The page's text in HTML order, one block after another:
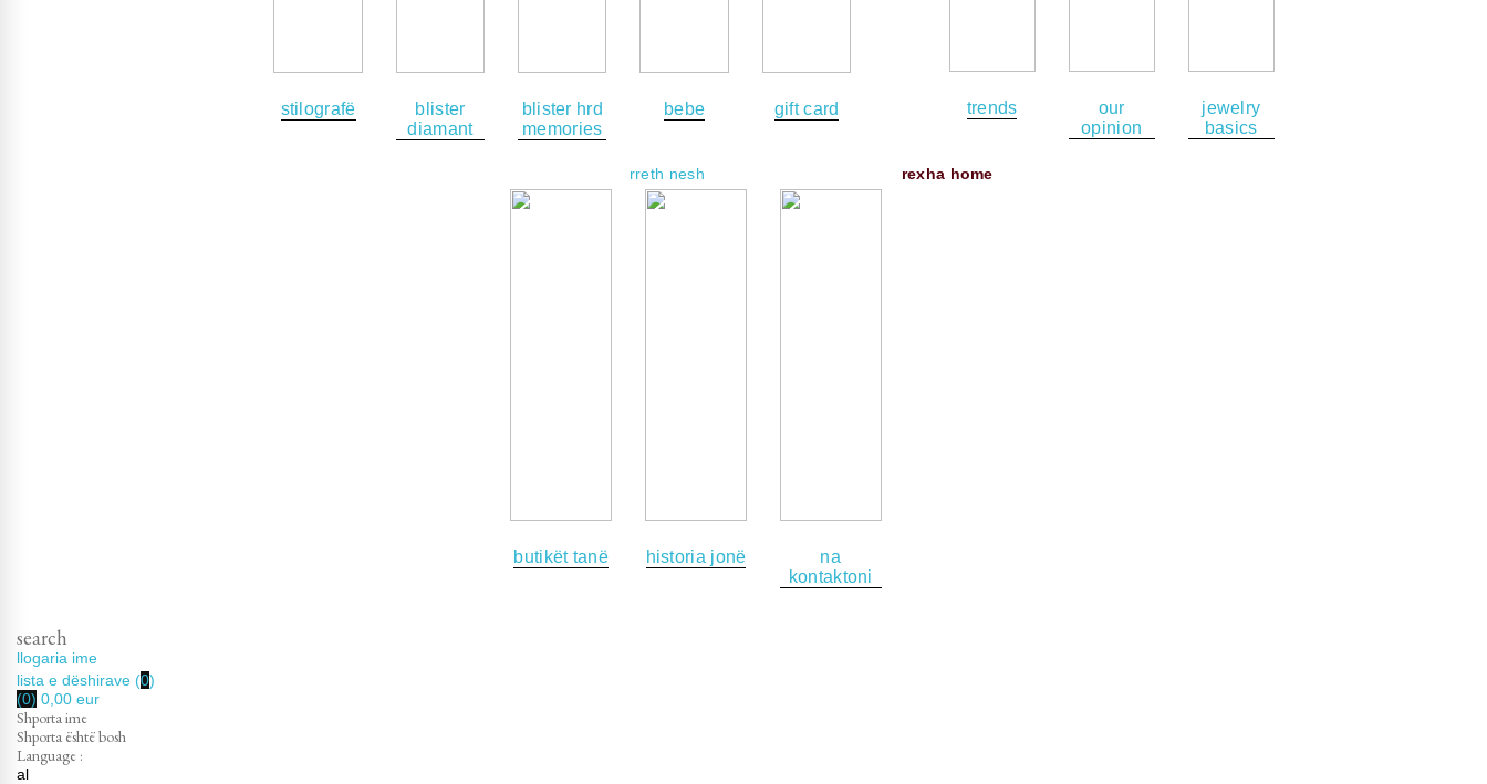
stilografë
blister
diamant
blister hrd
memories
bebe gift card trends
our
opinion
jewelry
basics
rreth nesh
butikët tanë historia jonë
na
kontaktoni
rexha home
search
llogaria ime
lista e dëshirave (0)
(0) 0,00 eur
Shporta ime
Shporta është bosh
Language :
al